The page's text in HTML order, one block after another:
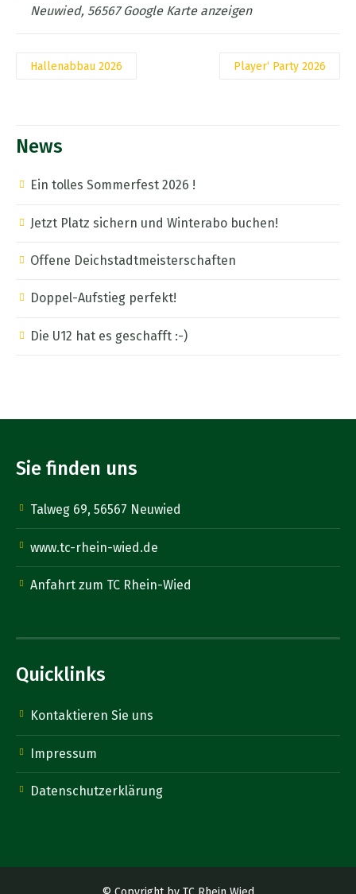
Neuwied, 56567 Google Karte anzeigen
Hallenabbau 2026 Player‘ Party 2026
News
Ein tolles Sommerfest 2026 !
Jetzt Platz sichern und Winterabo buchen!
Offene Deichstadtmeisterschaften
Doppel-Aufstieg perfekt!
Die U12 hat es geschafft :-)
Sie finden uns
Talweg 69, 56567 Neuwied
www.tc-rhein-wied.de
Anfahrt zum TC Rhein-Wied
Quicklinks
Kontaktieren Sie uns
Impressum
Datenschutzerklärung